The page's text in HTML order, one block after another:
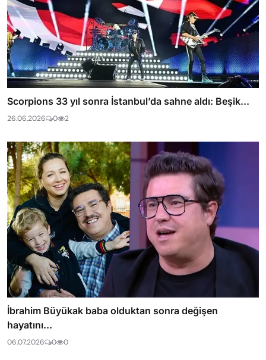
Scorpions 33 yıl sonra İstanbul’da sahne aldı: Beşik...
26.06.2026 0 2
İbrahim Büyükak baba olduktan sonra değişen
hayatını...
06.07.2026 0 0